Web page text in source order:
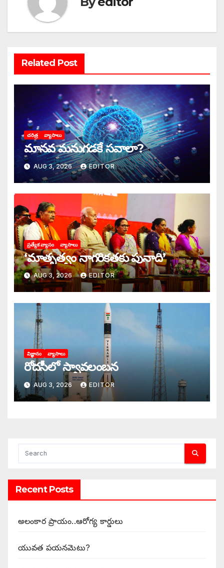
Related Post
చరిత్ర వ్యాసాలు
మానవ మనుగడకే సవాలా?
AUG 3, 2026 EDITOR
ప్రత్యేక వ్యాసం వ్యాసాలు
‘మాతృత్వం నాగరికతకు పునాది’
AUG 3, 2026 EDITOR
విజ్ఞానం వ్యాసాలు
రోదసీలో స్వావలంబన
AUG 3, 2026 EDITOR
Recent Posts
అలంకార ప్రాయం..ఆరోగ్య కార్డులు
యువత పయనమెటు?